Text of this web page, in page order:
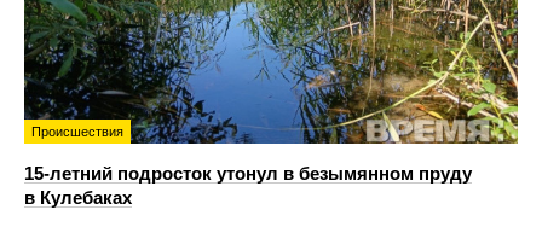
Происшествия
15-летний подросток утонул в безымянном пруду
в Кулебаках